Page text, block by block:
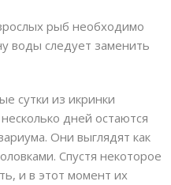
рыб необходимо
воды следует заменить
сутки из икринки
дней остаются
Они выглядят как
Спустя некоторое
и в этот момент их